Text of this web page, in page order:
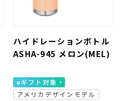
ハイドレーションボトル
ASHA-945 メロン(MEL)
eギフト対象
アメリカデザインモデル